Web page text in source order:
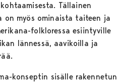
Tällainen
on myös ominaista taiteen ja
folkloressa esiintyville
lännessä, aavikoilla ja
konseptin sisälle rakennetun